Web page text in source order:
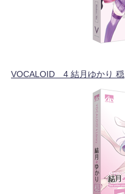
VOCALOID™4 結月ゆかり 穏